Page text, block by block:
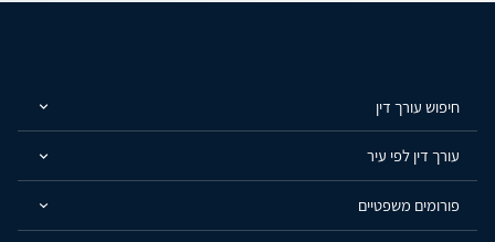
חיפוש עורך דין
עורך דין לפי עיר
פורומים משפטיים